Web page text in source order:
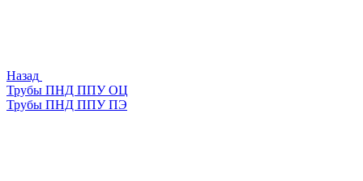
Назад
Трубы ПНД ППУ ОЦ
Трубы ПНД ППУ ПЭ